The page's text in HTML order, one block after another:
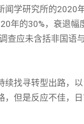
学研究所的2020
年的30%，衰退幅
查应未含括非国语
找寻转型出路，
，但是反应不佳，